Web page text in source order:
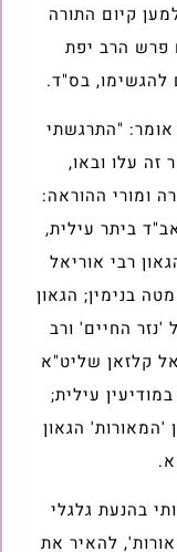
קיום התורה
פרש הרב יפת
להגשימו, בס"ד.
אומר: "התרגשתי
זה עלו ובאו,
ומורי ההוראה:
ביתר עילית,
רבי אוריאל
בנימין; הגאון
החיים' ורב
קלזאן שליט"א
עילית;
'המאורות' הגאון
בהנעת גלגלי
להאיר את